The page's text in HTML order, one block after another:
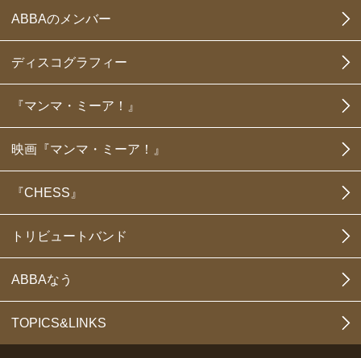
ABBAのメンバー
ディスコグラフィー
『マンマ・ミーア！』
映画『マンマ・ミーア！』
『CHESS』
トリビュートバンド
ABBAなう
TOPICS&LINKS